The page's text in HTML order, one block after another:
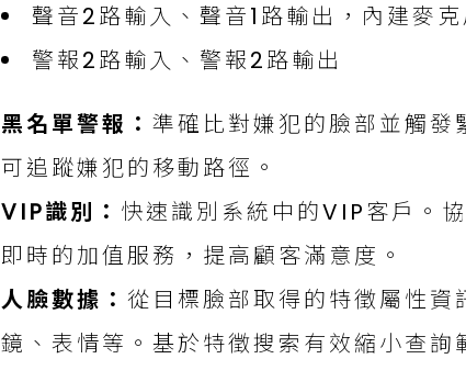
聲音2路輸入、聲音1路輸出，內建麥
警報2路輸入、警報2路輸出
黑名單警報： 準確比對嫌犯的臉部並觸
可追蹤嫌犯的移動路徑。
VIP識別： 快速識別系統中的VIP客戶。
即時的加值服務，提高顧客滿意度。
人臉數據： 從目標臉部取得的特徵屬性
鏡、表情等。基於特徵搜索有效縮小查詢